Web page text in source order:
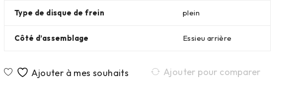
Type de disque de frein plein
Côté d’assemblage Essieu arrière
Ajouter pour comparer